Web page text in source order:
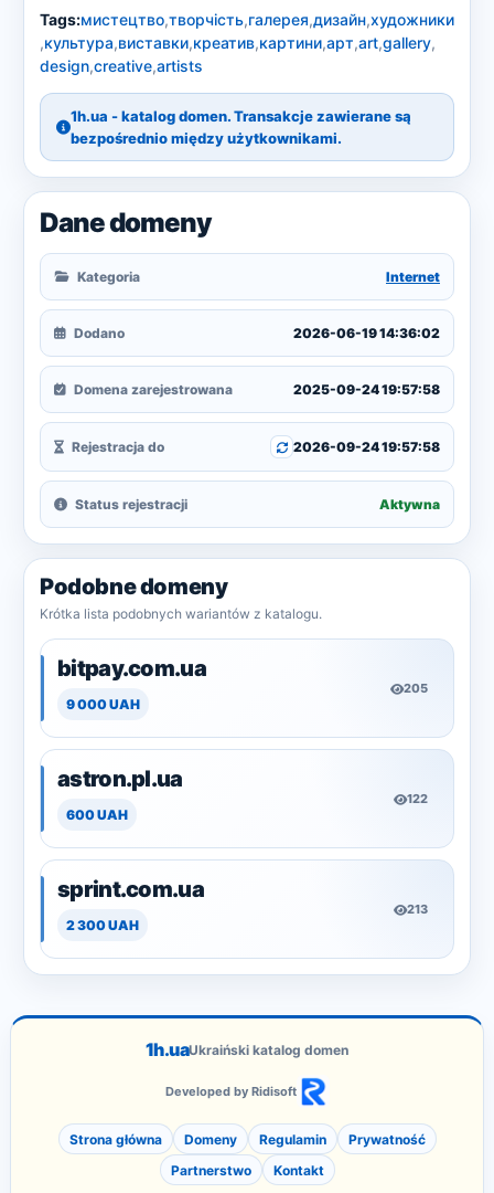
Tags:мистецтво,творчість,галерея,дизайн,художники
,культура,виставки,креатив,картини,арт,art,gallery,
design,creative,artists
1h.ua - katalog domen. Transakcje zawierane są
bezpośrednio między użytkownikami.
Dane domeny
Kategoria Internet
Dodano 2026-06-19 14:36:02
Domena zarejestrowana 2025-09-24 19:57:58
Rejestracja do 2026-09-24 19:57:58
Status rejestracji Aktywna
Podobne domeny
Krótka lista podobnych wariantów z katalogu.
bitpay.com.ua
9 000 UAH
205
astron.pl.ua
600 UAH
122
sprint.com.ua
2 300 UAH
213
1h.uaUkraiński katalog domen
Developed by Ridisoft
Strona główna Domeny Regulamin
Prywatność
Partnerstwo
Kontakt